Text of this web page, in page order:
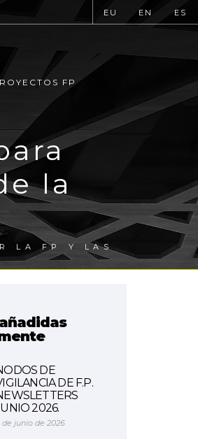
EU EN ES
FP
la
LA FP Y LAS
DE
DE F.P.
2026.
de junio de 2026